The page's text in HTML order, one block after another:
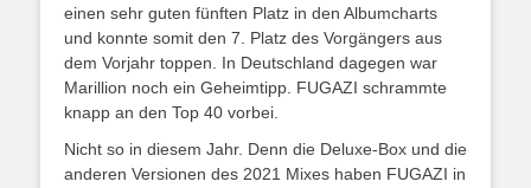
einen sehr guten fünften Platz in den Albumcharts
und konnte somit den 7. Platz des Vorgängers aus
dem Vorjahr toppen. In Deutschland dagegen war
Marillion noch ein Geheimtipp. FUGAZI schrammte
knapp an den Top 40 vorbei.
Nicht so in diesem Jahr. Denn die Deluxe-Box und die
anderen Versionen des 2021 Mixes haben FUGAZI in